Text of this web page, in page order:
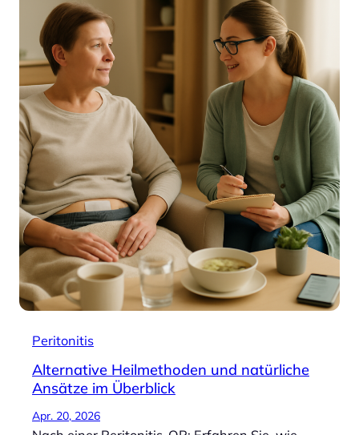
Peritonitis
Alternative Heilmethoden und natürliche
Ansätze im Überblick
Apr. 20, 2026